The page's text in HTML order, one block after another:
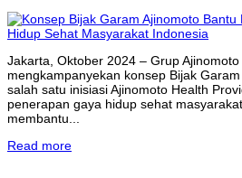
Jakarta, Oktober 2024 – Grup
mengkampanyekan konsep Bijak
salah satu inisiasi Ajinomoto Health
penerapan gaya hidup sehat
membantu...
Read more